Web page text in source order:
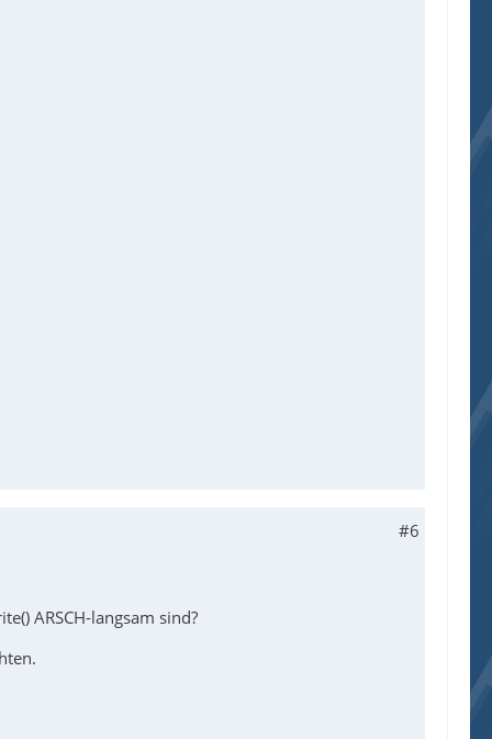
#6
ARSCH-langsam sind?